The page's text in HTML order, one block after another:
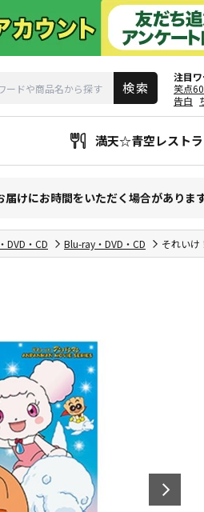
注目
笑点
告白
満天☆青空レスト
けにお時間をいただく場合がありま
DVD・CD Blu-ray・DVD・CD それい